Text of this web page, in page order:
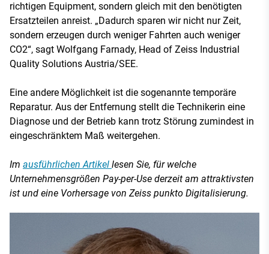
richtigen Equipment, sondern gleich mit den benötigten
Ersatzteilen anreist. „Dadurch sparen wir nicht nur Zeit,
sondern erzeugen durch weniger Fahrten auch weniger
CO2“, sagt Wolfgang Farnady, Head of Zeiss Industrial
Quality Solutions Austria/SEE.
Eine andere Möglichkeit ist die sogenannte temporäre
Reparatur. Aus der Entfernung stellt die Technikerin eine
Diagnose und der Betrieb kann trotz Störung zumindest in
eingeschränktem Maß weitergehen.
Im ausführlichen Artikel lesen Sie, für welche
Unternehmensgrößen Pay-per-Use derzeit am attraktivsten
ist und eine Vorhersage von Zeiss punkto Digitalisierung.